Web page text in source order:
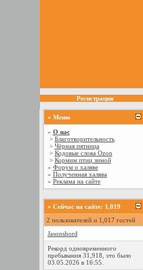
Регистрация
» Меню
» О нас
> Благотворительность
> Чёрная пятница
> Кодовые слова Ozon
> Кормим птиц зимой
» Форум о халяве
» Полученная халява
» Реклама на сайте
» Сейчас на сайте: 1,019
2 пользователей и 1,017 гостей
Jasonshord
Рекорд одновременного
пребывания 31,918, это было
03.05.2026 в 16:55.